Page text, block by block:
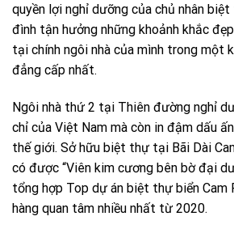
quyền lợi nghỉ dưỡng của chủ nhân
đình tận hưởng những khoảnh khắc
tại chính ngôi nhà của mình trong một
đẳng cấp nhất.
Ngôi nhà thứ 2 tại Thiên đường nghỉ
chỉ của Việt Nam mà còn in đậm dấu
thế giới. Sở hữu biệt thự tại Bãi Dài
có được “Viên kim cương bên bờ đại
tổng hợp Top dự án biệt thự biển Cam
hàng quan tâm nhiều nhất từ 2020.